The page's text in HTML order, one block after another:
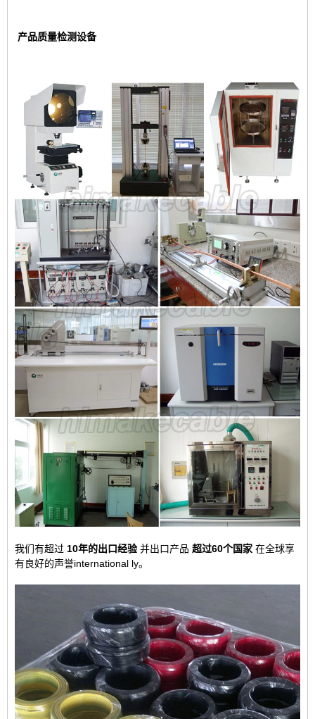
产品质量检测设备
我们有超过 10年的出口经验并出口产品 超过60个国家 在全球享
有良好的声誉international ly。